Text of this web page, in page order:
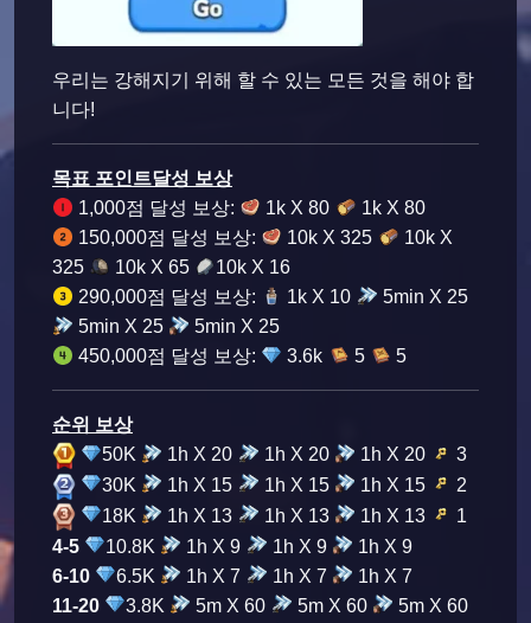
우리는 강해지기 위해 할 수 있는 모든 것을 해야 합
니다!
목표 포인트달성 보상
1,000점 달성 보상:
1k X 80
1k X 80
150,000점 달성 보상:
10k X 325
10k X
325
10k X 65
10k X 16
290,000점 달성 보상:
1k X 10
5min X 25
5min X 25
5min X 25
450,000점 달성 보상: 3.6k 5 5
순위 보상
50K
1h X 20 1h X 20 1h X 20
3
30K
1h X 15 1h X 15 1h X 15
2
18K
1h X 13 1h X 13 1h X 13
1
4-5
10.8K 1h X 9 1h X 9
1h X 9
6-10
6.5K 1h X 7 1h X 7
1h X 7
11-20
3.8K 5m X 60 5m X 60
5m X 60